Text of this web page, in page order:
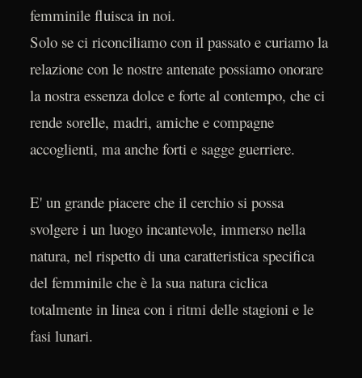
femminile fluisca in noi.
Solo se ci riconciliamo con il passato e curiamo la
relazione con le nostre antenate possiamo onorare
la nostra essenza dolce e forte al contempo, che ci
rende sorelle, madri, amiche e compagne
accoglienti, ma anche forti e sagge guerriere.
E' un grande piacere che il cerchio si possa
svolgere i un luogo incantevole, immerso nella
natura, nel rispetto di una caratteristica specifica
del femminile che è la sua natura ciclica
totalmente in linea con i ritmi delle stagioni e le
fasi lunari.